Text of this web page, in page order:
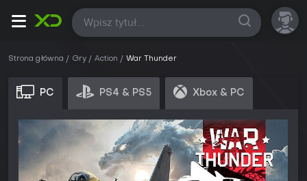
Wszystkie
Strona główna Gry Action War Thunder
PC PS4 & PS5 Xbox & PC